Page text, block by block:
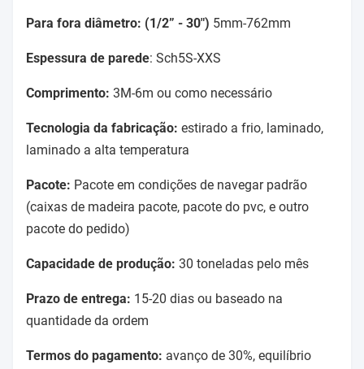
Para fora diâmetro: (1/2” - 30") 5mm-762mm
Espessura de parede: Sch5S-XXS
Comprimento: 3M-6m ou como necessário
Tecnologia da fabricação: estirado a frio, laminado,
laminado a alta temperatura
Pacote: Pacote em condições de navegar padrão
(caixas de madeira pacote, pacote do pvc, e outro
pacote do pedido)
Capacidade de produção: 30 toneladas pelo mês
Prazo de entrega: 15-20 dias ou baseado na
quantidade da ordem
Termos do pagamento: avanço de 30%, equilíbrio